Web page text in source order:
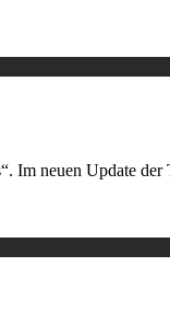
neuen Update